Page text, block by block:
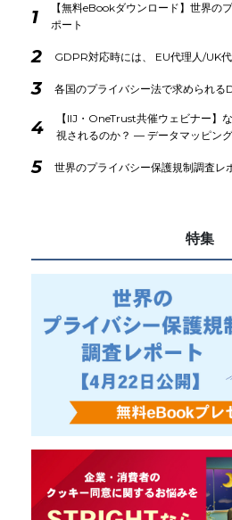
1
【無料eBookダウンロード】世界の
ポート
2 GDPR対応時には、 EU代理人/UK
3 各国のプライバシー法で求められる
4
【IIJ・OneTrust共催ウェビナー】
視されるのか？ ― データマッピン
5 世界のプライバシー保護規制調査レ
特集